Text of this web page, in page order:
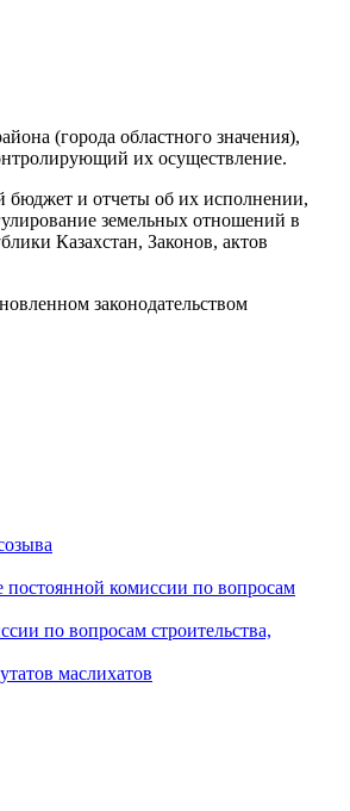
(города областного значения),
их осуществление.
бюджет и отчеты об их исполнении,
земельных отношений в
Казахстан, Законов, актов
законодательством
постоянной комиссии по вопросам
по вопросам строительства,
маслихатов